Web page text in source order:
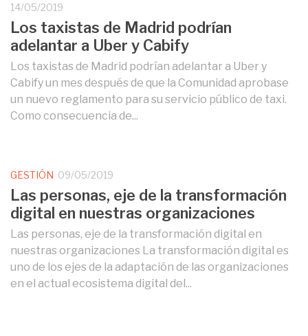
14/05/2019
Los taxistas de Madrid podrían
adelantar a Uber y Cabify
Los taxistas de Madrid podrían adelantar a Uber y
Cabify un mes después de que la Comunidad aprobase
un nuevo reglamento para su servicio público de taxi.
Como consecuencia de...
GESTIÓN 09/05/2019
Las personas, eje de la transformación
digital en nuestras organizaciones
Las personas, eje de la transformación digital en
nuestras organizaciones La transformación digital es
uno de los ejes de la adaptación de las organizaciones
en el actual ecosistema digital del...